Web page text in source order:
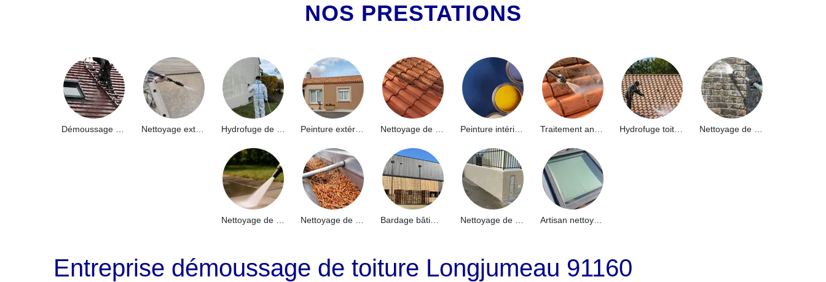
NOS PRESTATIONS
Nettoyage extérieur bâtiment industriel 91 Peinture intérieure 91
Artisan nettoyage de puits de lumière et Skydome 91
Entreprise démoussage de toiture Longjumeau 91160